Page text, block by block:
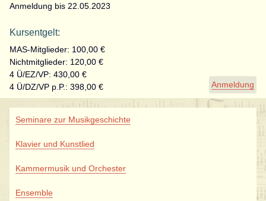
Anmeldung
Anmeldung bis 22.05.2023
Kursentgelt:
MAS-Mitglieder: 100,00 €
Nichtmitglieder: 120,00 €
4 Ü/EZ/VP: 430,00 €
4 Ü/DZ/VP p.P.: 398,00 €
überspringen
Seminare zur Musikgeschichte
Klavier und Kunstlied
Kammermusik und Orchester
Ensemble